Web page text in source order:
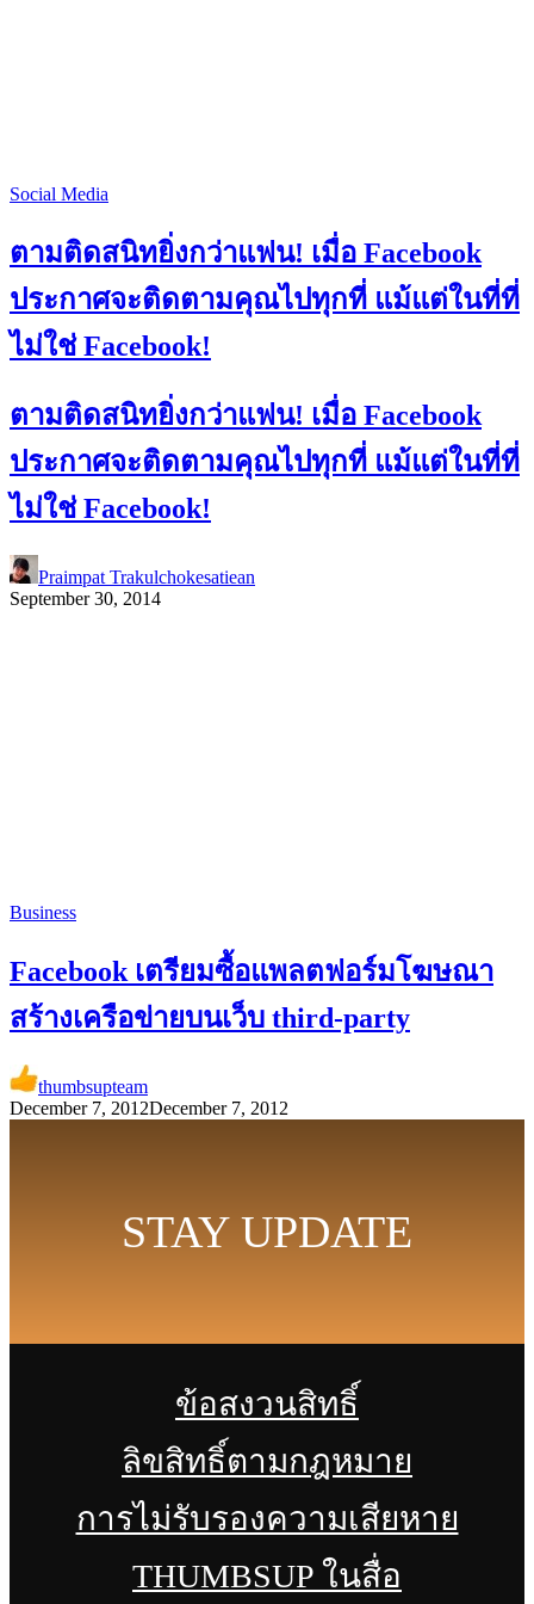
Social Media
ตามติดสนิทยิ่งกว่าแฟน! เมื่อ Facebook
ประกาศจะติดตามคุณไปทุกที่ แม้แต่ในที่ที่
ไม่ใช่ Facebook!
ตามติดสนิทยิ่งกว่าแฟน! เมื่อ Facebook
ประกาศจะติดตามคุณไปทุกที่ แม้แต่ในที่ที่
ไม่ใช่ Facebook!
Praimpat Trakulchokesatiean
September 30, 2014
Business
Facebook เตรียมซื้อแพลตฟอร์มโฆษณา
สร้างเครือข่ายบนเว็บ third-party
thumbsupteam
December 7, 2012December 7, 2012
STAY UPDATE
ข้อสงวนสิทธิ์
ลิขสิทธิ์ตามกฎหมาย
การไม่รับรองความเสียหาย
THUMBSUP ในสื่อ